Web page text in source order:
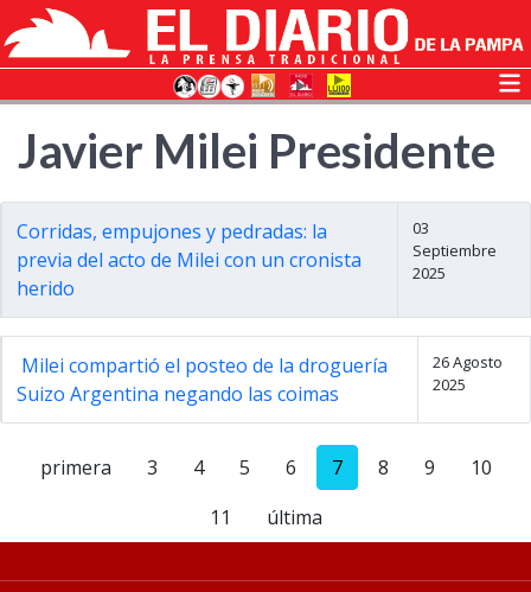
Javier Milei Presidente
Corridas, empujones y pedradas: la
previa del acto de Milei con un cronista
herido
03
Septiembre
2025
Milei compartió el posteo de la droguería
Suizo Argentina negando las coimas
26 Agosto
2025
primera 3 4 5 6 7 8 9
10
11
última